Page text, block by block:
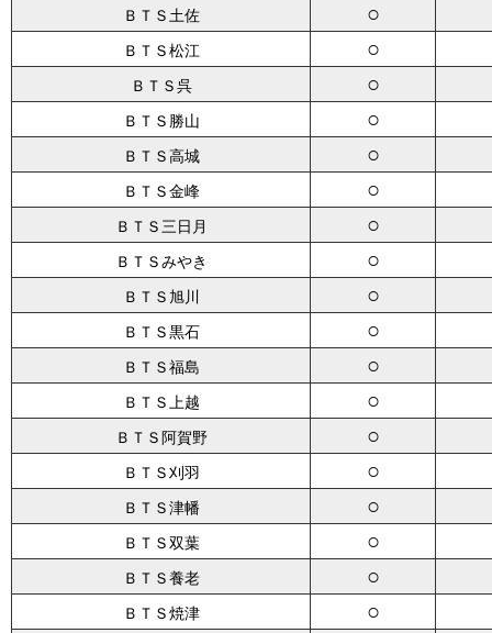
ＢＴＳ土佐 ○
ＢＴＳ松江 ○
ＢＴＳ呉 ○
ＢＴＳ勝山 ○
ＢＴＳ高城 ○
ＢＴＳ金峰 ○
ＢＴＳ三日月 ○
ＢＴＳみやき ○
ＢＴＳ旭川 ○
ＢＴＳ黒石 ○
ＢＴＳ福島 ○
ＢＴＳ上越 ○
ＢＴＳ阿賀野 ○
ＢＴＳ刈羽 ○
ＢＴＳ津幡 ○
ＢＴＳ双葉 ○
ＢＴＳ養老 ○
ＢＴＳ焼津 ○